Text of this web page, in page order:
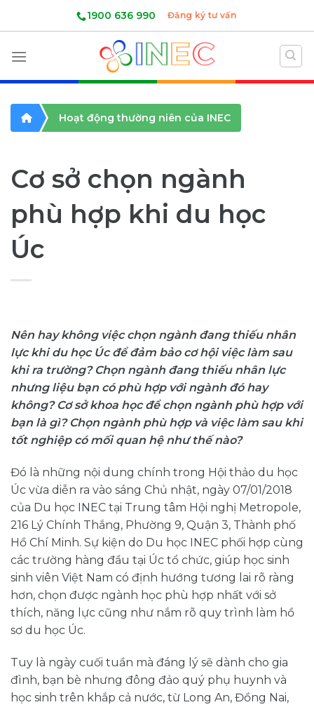
1900 636 990 Đăng ký tư vấn
Hoạt động thường niên của INEC
Cơ sở chọn ngành
phù hợp khi du học
Úc
Nên hay không việc chọn ngành đang thiếu nhân
lực khi du học Úc để đảm bảo cơ hội việc làm sau
khi ra trường? Chọn ngành đang thiếu nhân lực
nhưng liệu bạn có phù hợp với ngành đó hay
không? Cơ sở khoa học để chọn ngành phù hợp với
bạn là gì? Chọn ngành phù hợp và việc làm sau khi
tốt nghiệp có mối quan hệ như thế nào?
Đó là những nội dung chính trong Hội thảo du học
Úc vừa diễn ra vào sáng Chủ nhật, ngày 07/01/2018
của Du học INEC tại Trung tâm Hội nghị Metropole,
216 Lý Chính Thắng, Phường 9, Quận 3, Thành phố
Hồ Chí Minh. Sự kiện do Du học INEC phối hợp cùng
các trường hàng đầu tại Úc tổ chức, giúp học sinh
sinh viên Việt Nam có định hướng tương lai rõ ràng
hơn, chọn được ngành học phù hợp nhất với sở
thích, năng lực cũng như nắm rõ quy trình làm hồ
sơ du học Úc.
Tuy là ngày cuối tuần mà đáng lý sẽ dành cho gia
đình, bạn bè nhưng đông đảo quý phụ huynh và
học sinh trên khắp cả nước, từ Long An, Đồng Nai,